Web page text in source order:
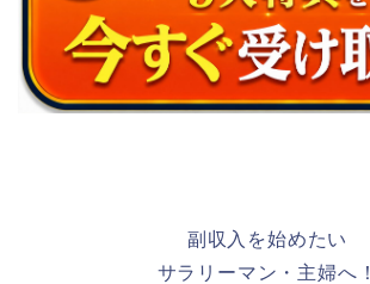
副収入を始めたい
サラリーマン・主婦へ！